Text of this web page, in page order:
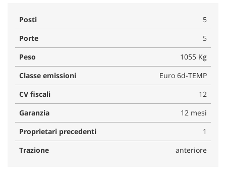
Posti
5
Porte
5
Peso
1055 Kg
Classe emissioni
Euro 6d-TEMP
CV fiscali
12
Garanzia
12 mesi
Proprietari precedenti
1
Trazione
anteriore